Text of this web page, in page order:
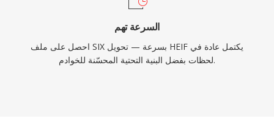
السرعة تهم
احصل على ملف SIX بسرعة — تحويل HEIF يكتمل عادة في
لحظات بفضل البنية التحتية المحسّنة للخوادم.